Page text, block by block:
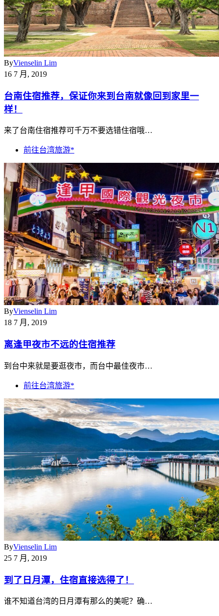
ByVienselin Lim
16 7 月, 2019
台南住宿推荐，保证你来到台南就像回到家里一
样！
来了台南住宿推荐可千万不要选错住宿哦…
前往台湾旅游*
ByVienselin Lim
18 7 月, 2019
离逢甲夜市不远的住宿推荐
到台中来就是要逛夜市，而台中最佳夜市…
前往台湾旅游*
ByVienselin Lim
25 7 月, 2019
到了日月潭，住宿直接选得了！
谁不知道台湾的日月潭有那么的美呢？确…